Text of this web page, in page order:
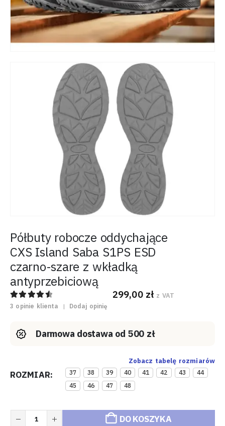
Półbuty robocze oddychające
CXS Island Saba S1PS ESD
czarno-szare z wkładką
antyprzebiciową
4.67out of 5
3 opinie klienta | Dodaj opinię
299,00 zł z VAT
Darmowa dostawa od 500 zł
Zobacz tabelę rozmiarów
ROZMIAR 37 38 39 40 41 42 43
44
45
46 47 48
DO KOSZYKA